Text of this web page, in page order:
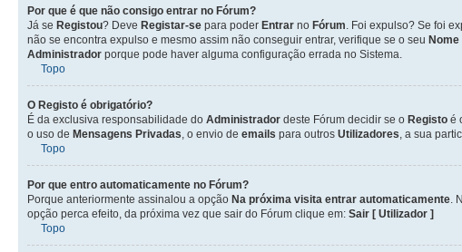
Por que é que não consigo entrar no Fórum?
Já se Registou? Deve Registar-se para poder Entrar no Fórum. Foi expulso? Se foi
não se encontra expulso e mesmo assim não conseguir entrar, verifique se o seu
Administrador porque pode haver alguma configuração errada no Sistema.
Topo
O Registo é obrigatório?
É da exclusiva responsabilidade do Administrador deste Fórum decidir se o Registo é
o uso de Mensagens Privadas, o envio de emails para outros Utilizadores, a sua
Topo
Por que entro automaticamente no Fórum?
Porque anteriormente assinalou a opção Na próxima visita entrar automaticamente.
opção perca efeito, da próxima vez que sair do Fórum clique em: Sair [ Utilizador ]
Topo